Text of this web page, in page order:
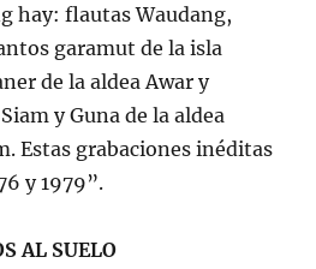
hay: flautas Waudang,
garamut de la isla
de la aldea Awar y
y Guna de la aldea
Estas grabaciones inéditas
y 1979”.
AL SUELO